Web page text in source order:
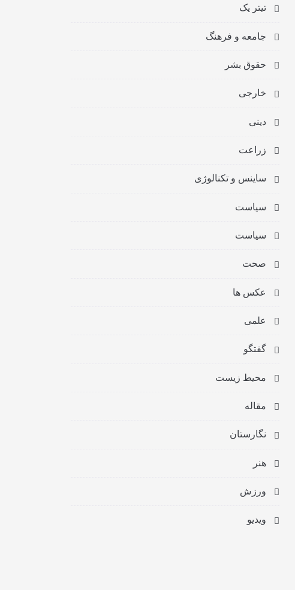
تیتر یک
جامعه و فرهنگ
حقوق بشر
خارجی
دینی
زراعت
ساینس و تکنالوژی
سیاست
سیاست
صحت
عکس ها
علمی
گفتگو
محیط زیست
مقاله
نگارستان
هنر
ورزش
ویدیو